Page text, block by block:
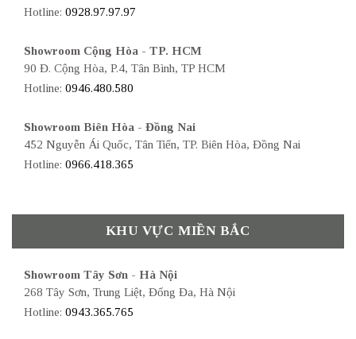
Hotline: 0928.97.97.97
Showroom Cộng Hòa - TP. HCM
90 Đ. Cộng Hòa, P.4, Tân Bình, TP HCM
Hotline: 0946.480.580
Showroom Biên Hòa - Đồng Nai
452 Nguyễn Ái Quốc, Tân Tiến, TP. Biên Hòa, Đồng Nai
Hotline: 0966.418.365
KHU VỰC MIỀN BẮC
Showroom Tây Sơn - Hà Nội
268 Tây Sơn, Trung Liệt, Đống Đa, Hà Nội
Hotline: 0943.365.765